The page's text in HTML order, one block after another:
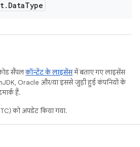
. DataType
सैंपलकॉन्टेंट के लाइसेंसमें बताए गए लाइसेंस
Oracle और/या इससे जुड़ी हुई कंपनियों के
हैं.
को अपडेट किया गया.